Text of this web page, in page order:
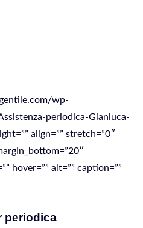
wp-
periodica-Gianluca-
align=”” stretch=”0″
hover=”” alt=”” caption=””
periodica